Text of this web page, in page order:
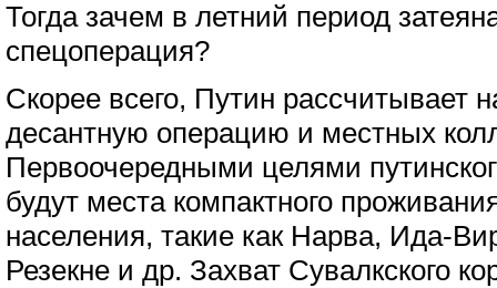
Тогда зачем в летний период
спецоперация?
Скорее всего, Путин рассчитывает
десантную операцию и местных
Первоочередными целями
будут места компактного
населения, такие как Нарва, Ида-
Резекне и др. Захват Сувалкского